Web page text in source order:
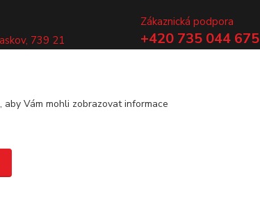
739 21
tel. domluvě.
Zákaznická podpora
+420 735 044 675
aby Vám mohli zobrazovat informace